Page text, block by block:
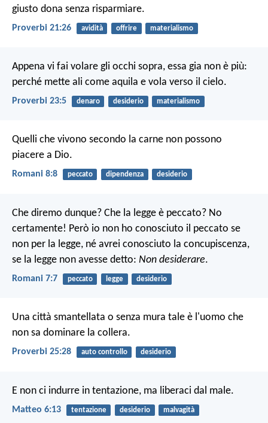
giusto dona senza risparmiare.
Proverbi 21:26 avidità offrire materialismo
Appena vi fai volare gli occhi sopra, essa gia non è più:
perché mette ali come aquila e vola verso il cielo.
Proverbi 23:5 denaro desiderio materialismo
Quelli che vivono secondo la carne non possono
piacere a Dio.
Romani 8:8 peccato dipendenza desiderio
Che diremo dunque? Che la legge è peccato? No
certamente! Però io non ho conosciuto il peccato se
non per la legge, né avrei conosciuto la concupiscenza,
se la legge non avesse detto: Non desiderare.
Romani 7:7 peccato legge desiderio
Una città smantellata o senza mura tale è l'uomo che
non sa dominare la collera.
Proverbi 25:28 auto controllo desiderio
E non ci indurre in tentazione, ma liberaci dal male.
Matteo 6:13 tentazione desiderio malvagità